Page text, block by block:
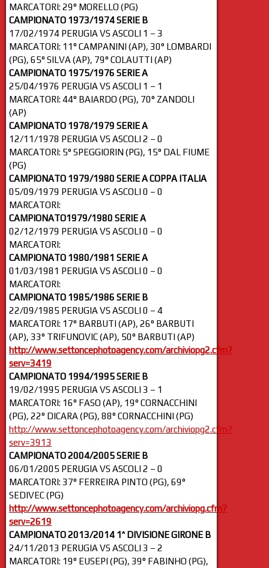
MARCATORI: 29° MORELLO (PG)
CAMPIONATO 1973/1974 SERIE B
17/02/1974 PERUGIA VS ASCOLI 1 – 3
MARCATORI: 11° CAMPANINI (AP), 30° LOMBARDI
(PG), 65° SILVA (AP), 79° COLAUTTI (AP)
CAMPIONATO 1975/1976 SERIE A
25/04/1976 PERUGIA VS ASCOLI 1 – 1
MARCATORI: 44° BAIARDO (PG), 70° ZANDOLI
(AP)
CAMPIONATO 1978/1979 SERIE A
12/11/1978 PERUGIA VS ASCOLI 2 – 0
MARCATORI: 5° SPEGGIORIN (PG), 15° DAL FIUME
(PG)
CAMPIONATO 1979/1980 SERIE A COPPA ITALIA
05/09/1979 PERUGIA VS ASCOLI 0 – 0
MARCATORI:
CAMPIONATO1979/1980 SERIE A
02/12/1979 PERUGIA VS ASCOLI 0 – 0
MARCATORI:
CAMPIONATO 1980/1981 SERIE A
01/03/1981 PERUGIA VS ASCOLI 0 – 0
MARCATORI:
CAMPIONATO 1985/1986 SERIE B
22/09/1985 PERUGIA VS ASCOLI 0 – 4
MARCATORI: 17° BARBUTI (AP), 26° BARBUTI
(AP), 33° TRIFUNOVIC (AP), 50° BARBUTI (AP)
http://www.settoncephotoagency.com/archiviopg2.cfm?
serv=3419
CAMPIONATO 1994/1995 SERIE B
19/02/1995 PERUGIA VS ASCOLI 3 – 1
MARCATORI: 16° FASO (AP), 19° CORNACCHINI
(PG), 22° DICARA (PG), 88° CORNACCHINI (PG)
http://www.settoncephotoagency.com/archiviopg2.cfm?
serv=3913
CAMPIONATO 2004/2005 SERIE B
06/01/2005 PERUGIA VS ASCOLI 2 – 0
MARCATORI: 37° FERREIRA PINTO (PG), 69°
SEDIVEC (PG)
http://www.settoncephotoagency.com/archiviopg.cfm?
serv=2619
CAMPIONATO 2013/2014 1^ DIVISIONE GIRONE B
24/11/2013 PERUGIA VS ASCOLI 3 – 2
MARCATORI: 19° EUSEPI (PG), 39° FABINHO (PG),